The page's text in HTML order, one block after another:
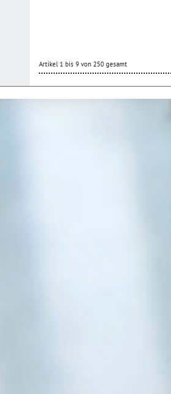
Artikel 1 bis 9 von 250 gesamt